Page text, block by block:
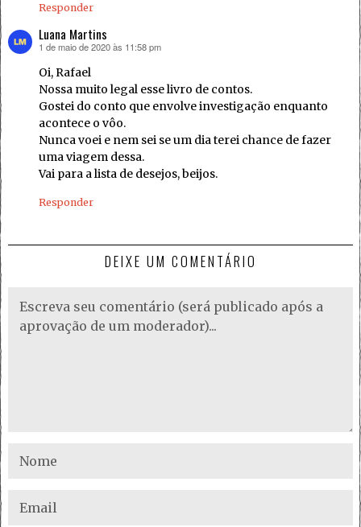
Responder
Luana Martins
disse:
1 de maio de 2020 às 11:58 pm
Oi, Rafael
Nossa muito legal esse livro de contos.
Gostei do conto que envolve investigação enquanto
acontece o vôo.
Nunca voei e nem sei se um dia terei chance de fazer
uma viagem dessa.
Vai para a lista de desejos, beijos.
Responder
DEIXE UM COMENTÁRIO